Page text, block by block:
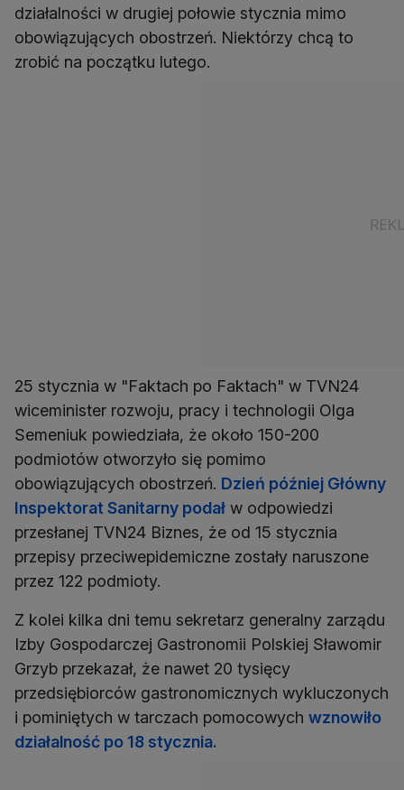
działalności w drugiej połowie stycznia mimo
obowiązujących obostrzeń. Niektórzy chcą to
zrobić na początku lutego.
25 stycznia w "Faktach po Faktach" w TVN24
wiceminister rozwoju, pracy i technologii Olga
Semeniuk powiedziała, że około 150-200
podmiotów otworzyło się pomimo
obowiązujących obostrzeń. Dzień później Główny
Inspektorat Sanitarny podał w odpowiedzi
przesłanej TVN24 Biznes, że od 15 stycznia
przepisy przeciwepidemiczne zostały naruszone
przez 122 podmioty.
Z kolei kilka dni temu sekretarz generalny zarządu
Izby Gospodarczej Gastronomii Polskiej Sławomir
Grzyb przekazał, że nawet 20 tysięcy
przedsiębiorców gastronomicznych wykluczonych
i pominiętych w tarczach pomocowych wznowiło
działalność po 18 stycznia.